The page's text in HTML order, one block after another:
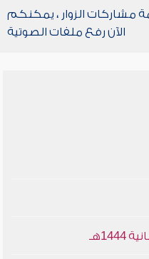
مشاركات الزوار ، يمكنكم
الآن رفع ملفات الصوتية